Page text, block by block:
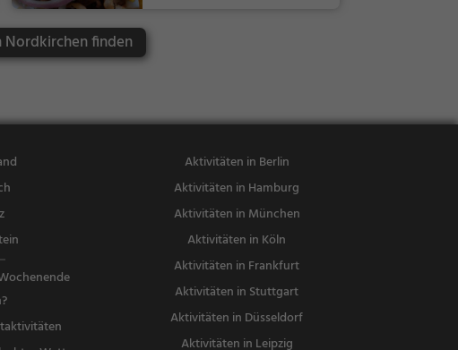
Nordkirchen finden
Aktivitäten in Berlin
Aktivitäten in Hamburg
Aktivitäten in München
Aktivitäten in Köln
Aktivitäten in Frankfurt
Aktivitäten in Stuttgart
Aktivitäten in Düsseldorf
Aktivitäten in Leipzig